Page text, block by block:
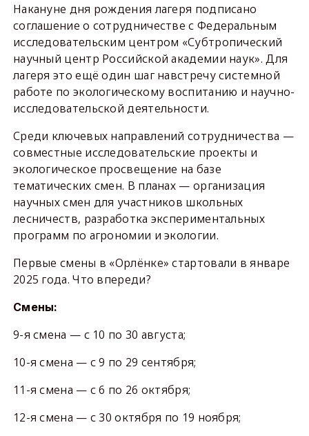
Накануне дня рождения лагеря подписано
соглашение о сотрудничестве с Федеральным
исследовательским центром «Субтропический
научный центр Российской академии наук». Для
лагеря это ещё один шаг навстречу системной
работе по экологическому воспитанию и научно-
исследовательской деятельности.
Среди ключевых направлений сотрудничества —
совместные исследовательские проекты и
экологическое просвещение на базе
тематических смен. В планах — организация
научных смен для участников школьных
лесничеств, разработка экспериментальных
программ по агрономии и экологии.
Первые смены в «Орлёнке» стартовали в январе
2025 года. Что впереди?
Смены:
9-я смена — с 10 по 30 августа;
10-я смена — с 9 по 29 сентября;
11-я смена — с 6 по 26 октября;
12-я смена — с 30 октября по 19 ноября;